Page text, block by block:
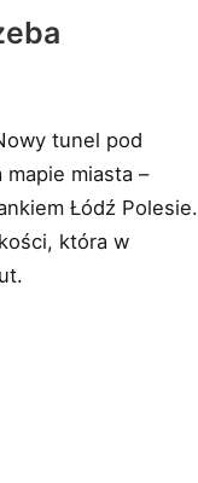
tunel pod
miasta –
Łódź Polesie.
która w